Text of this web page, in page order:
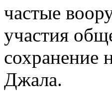
частые
участия
сохранение
Джала.